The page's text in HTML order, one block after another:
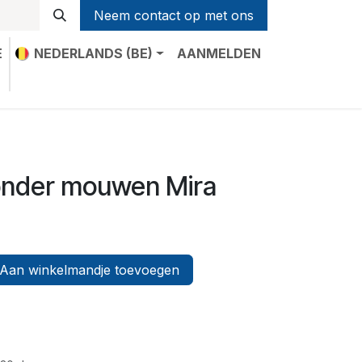
Neem contact op met ons
NEDERLANDS (BE)
AANMELDEN
mouwen Mira
Aan winkelmandje toevoegen